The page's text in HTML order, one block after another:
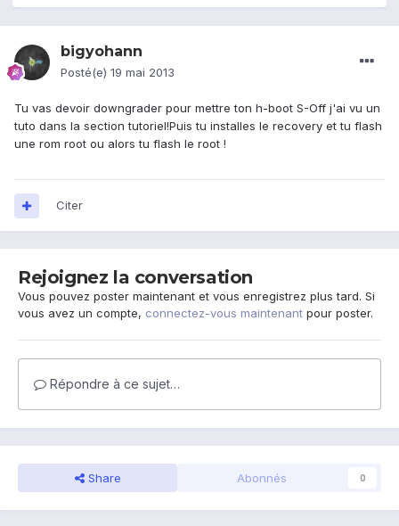
bigyohann
Posté(e) 19 mai 2013
Tu vas devoir downgrader pour mettre ton h-boot S-Off j'ai vu un
tuto dans la section tutoriel!Puis tu installes le recovery et tu flash
une rom root ou alors tu flash le root !
Citer
Rejoignez la conversation
Vous pouvez poster maintenant et vous enregistrez plus tard. Si
vous avez un compte, connectez-vous maintenant pour poster.
Répondre à ce sujet…
Share Abonnés 0